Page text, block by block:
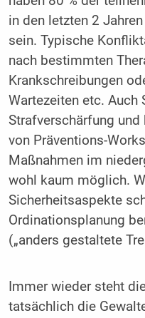
in den letzten 2
sein. Typische
nach bestimmten
Krankschreibungen
Wartezeiten etc. Auch
Strafverschärfung
von Präventions-
Maßnahmen im
wohl kaum möglich.
Sicherheitsaspekte
Ordinationsplanung
(„anders gestaltete
Immer wieder steht
tatsächlich die